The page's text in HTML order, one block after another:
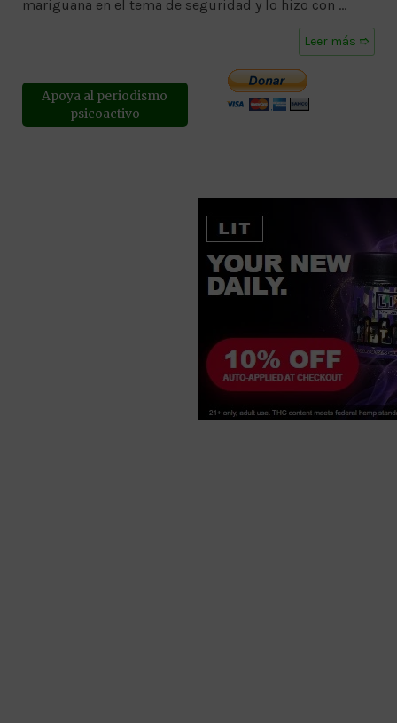
mariguana en el tema de seguridad y lo hizo con …
Leer más ➱
Apoya al periodismo
psicoactivo